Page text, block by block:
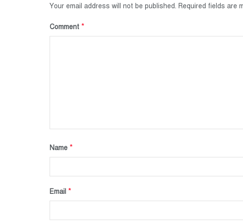
Your email address will not be published. Required fields are
Comment *
Name *
Email *